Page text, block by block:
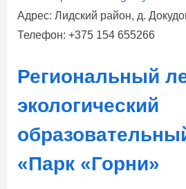
Адрес: Лидский район, д.
Телефон: +375 154 655266
Региональный
экологический
«Парк «Горни»